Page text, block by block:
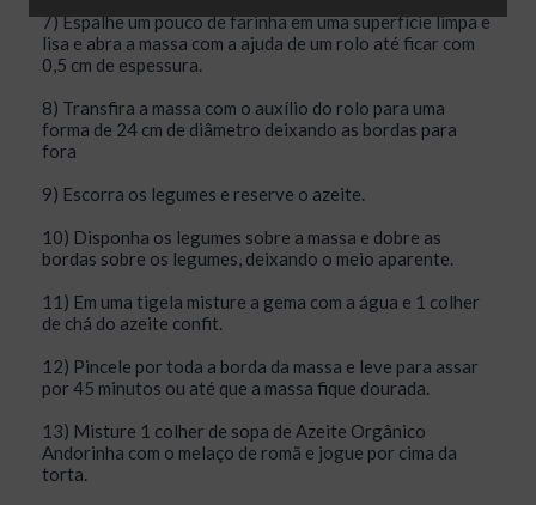
7) Espalhe um pouco de farinha em uma superfície limpa e
lisa e abra a massa com a ajuda de um rolo até ficar com
0,5 cm de espessura.
8) Transfira a massa com o auxílio do rolo para uma
forma de 24 cm de diâmetro deixando as bordas para
fora
9) Escorra os legumes e reserve o azeite.
10) Disponha os legumes sobre a massa e dobre as
bordas sobre os legumes, deixando o meio aparente.
11) Em uma tigela misture a gema com a água e 1 colher
de chá do azeite confit.
12) Pincele por toda a borda da massa e leve para assar
por 45 minutos ou até que a massa fique dourada.
13) Misture 1 colher de sopa de Azeite Orgânico
Andorinha com o melaço de romã e jogue por cima da
torta.